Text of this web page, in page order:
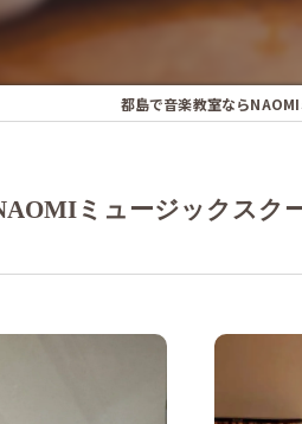
都島で音楽教室なら
ミュージックス